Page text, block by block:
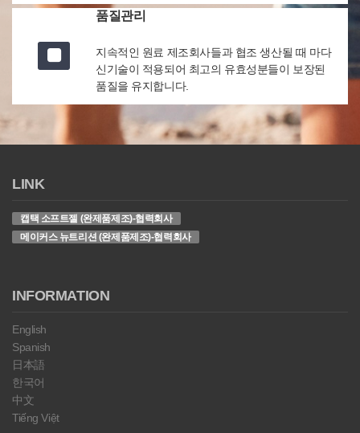
품질관리
지속적인 원료 제조회사들과 협조 생산될 때 마다
신기술이 적용되어 최고의 유효성분들이 보장된
품질을 유지합니다.
LINK
캡택 소프트젤 (완제품제조)-협력회사
메이커스 뉴트리션 (완제품제조)-협력회사
INFORMATION
English
Spanish
日本語
한국어
中文
Tiếng Việt